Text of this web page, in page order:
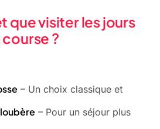
que visiter les jours
?
– Un choix classique et
– Pour un séjour plus